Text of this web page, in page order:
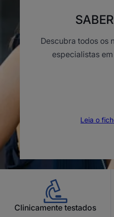
Descubra todos os
especialistas
Leia o
Clinicamente testados